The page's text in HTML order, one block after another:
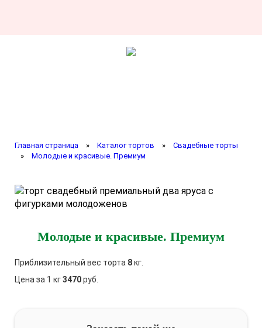
Главная страница » Каталог тортов »
Свадебные торты
»
Молодые и красивые. Премиум
Молодые и красивые. Премиум
Приблизительный вес торта 8кг.
Цена за 1 кг3470руб.